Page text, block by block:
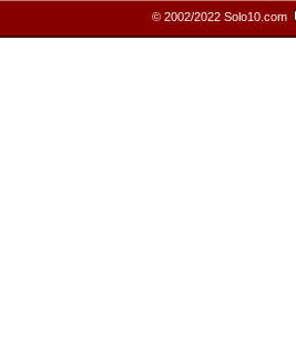
© 2002/2022 Solo10.com